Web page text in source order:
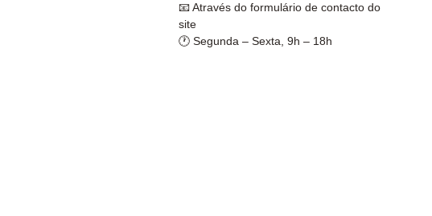
📧 Através do formulário de contacto do
site
🕐 Segunda – Sexta, 9h – 18h